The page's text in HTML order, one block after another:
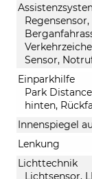
Sensor,
Einparkhilfe
Park
hinten,
Innenspiegel
Lenkung
Lichttechnik
Lichtsensor,